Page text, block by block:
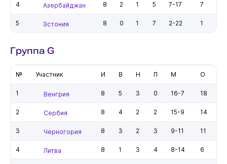
4 Азербайджан 8 2 1 5 7-17 7
5 Эстония 8 0 1 7 2-22 1
Группа G
№ Участник И В Н П М О
1 Венгрия 8 5 3 0 16-7 18
2 Сербия 8 4 2 2 15-9 14
3 Черногория 8 3 2 3 9-11 11
4 Литва 8 1 3 4 8-14 6